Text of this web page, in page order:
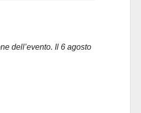
dell’evento. Il 6 agosto